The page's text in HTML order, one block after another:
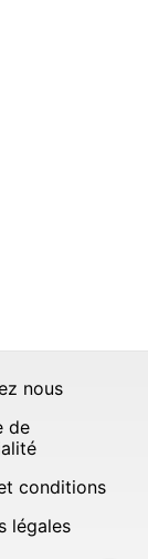
nous
de
conditions
légales